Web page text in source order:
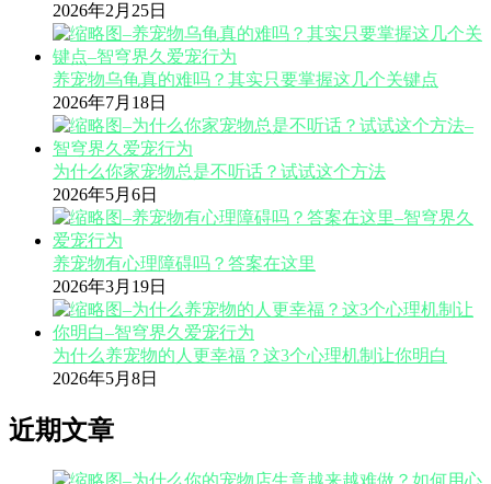
2026年2月25日
养宠物乌龟真的难吗？其实只要掌握这几个关键点
2026年7月18日
为什么你家宠物总是不听话？试试这个方法
2026年5月6日
养宠物有心理障碍吗？答案在这里
2026年3月19日
为什么养宠物的人更幸福？这3个心理机制让你明白
2026年5月8日
近期文章